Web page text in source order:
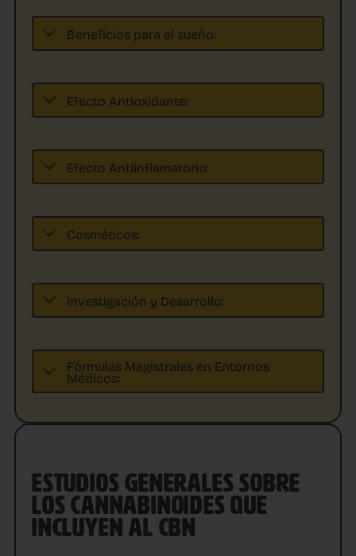
Beneficios para el sueño:
Efecto Antioxidante:
Efecto Antiinflamatorio:
Cosméticos:
Investigación y Desarrollo:
Fórmulas Magistrales en Entornos
Médicos:
ESTUDIOS GENERALES SOBRE
LOS CANNABINOIDES QUE
INCLUYEN AL CBN